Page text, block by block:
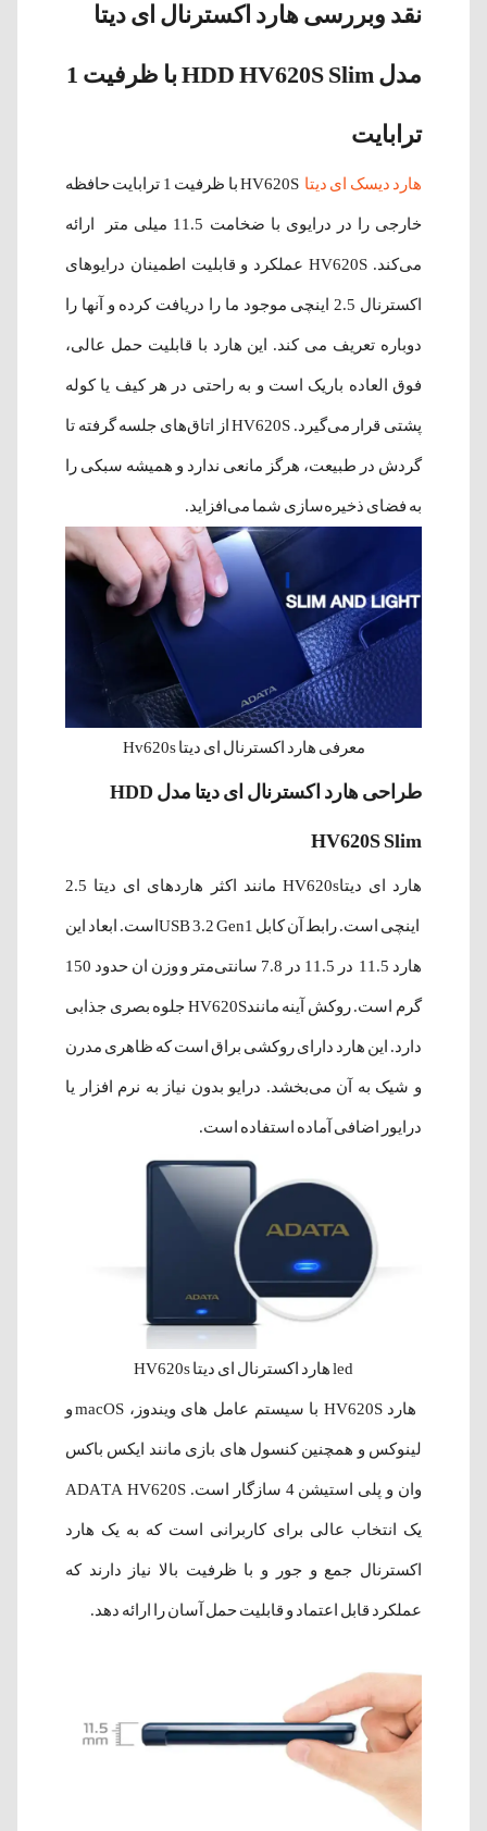
نقد وبررسی هارد اکسترنال ای دیتا
مدل HDD HV620S Slim با ظرفیت 1
ترابایت
هارد دیسک ای دیتا HV620S با ظرفیت 1 ترابایت حافظه
خارجی را در درایوی با ضخامت 11.5 میلی متر ارائه
می‌کند. HV620S عملکرد و قابلیت اطمینان درایوهای
اکسترنال 2.5 اینچی موجود ما را دریافت کرده و آنها را
دوباره تعریف می کند. این هارد با قابلیت حمل عالی،
فوق العاده باریک است و به راحتی در هر کیف یا کوله
پشتی قرار می‌گیرد. HV620S از اتاق‌های جلسه گرفته تا
گردش در طبیعت، هرگز مانعی ندارد و همیشه سبکی را
به فضای ذخیره‌سازی شما می‌افزاید.
معرفی هارد اکسترنال ای دیتا Hv620s
طراحی هارد اکسترنال ای دیتا مدل HDD
HV620S Slim
هارد ای دیتاHV620s مانند اکثر هاردهای ای دیتا 2.5
اینچی است. رابط آن کابل USB 3.2 Gen1است. ابعاد این
هارد 11.5 در 11.5 در 7.8 سانتی‌متر و وزن ان حدود 150
گرم است. روکش آینه مانندHV620S جلوه بصری جذابی
دارد. این هارد دارای روکشی براق است که ظاهری مدرن
و شیک به آن می‌بخشد. درایو بدون نیاز به نرم افزار یا
درایور اضافی آماده استفاده است.
led هارد اکسترنال ای دیتا HV620s
هارد HV620S با سیستم عامل های ویندوز، macOS و
لینوکس و همچنین کنسول های بازی مانند ایکس باکس
وان و پلی استیشن 4 سازگار است. ADATA HV620S
یک انتخاب عالی برای کاربرانی است که به یک هارد
اکسترنال جمع و جور و با ظرفیت بالا نیاز دارند که
عملکرد قابل اعتماد و قابلیت حمل آسان را ارائه دهد.